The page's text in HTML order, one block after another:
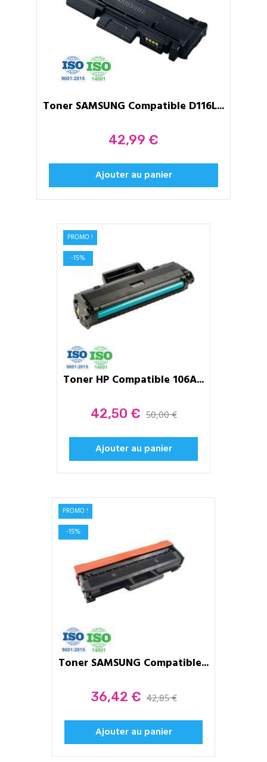
Toner SAMSUNG Compatible D116L...
Prix
42,99 €
Ajouter au panier
Toner HP Compatible 106A...
Prix
42,50 € 50,00 €
Ajouter au panier
PROMO !
-15%
Toner SAMSUNG Compatible...
Prix
36,42 € 42,85 €
Ajouter au panier
PROMO !
-15%